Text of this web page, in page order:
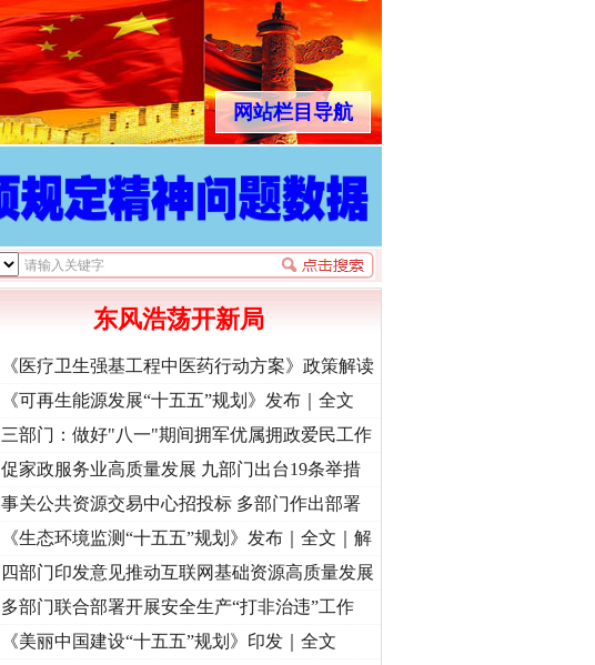
网站栏目导航
东风浩荡开新局
《医疗卫生强基工程中医药行动方案》政策解读
《可再生能源发展“十五五”规划》发布｜全文
三部门：做好"八一"期间拥军优属拥政爱民工作
促家政服务业高质量发展 九部门出台19条举措
事关公共资源交易中心招投标 多部门作出部署
《生态环境监测“十五五”规划》发布｜全文｜解
读
四部门印发意见推动互联网基础资源高质量发展
多部门联合部署开展安全生产“打非治违”工作
《美丽中国建设“十五五”规划》印发｜全文